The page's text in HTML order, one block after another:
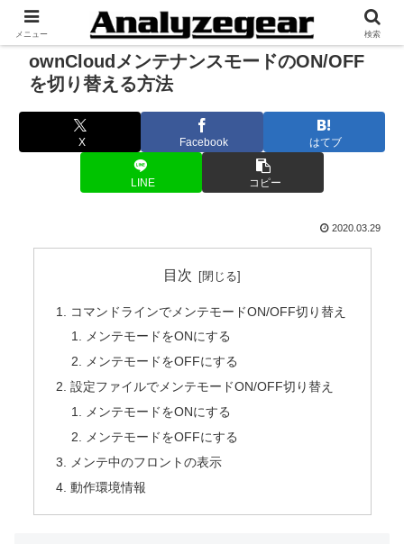
ownCloudメンテナンスモードのON/OFF
を切り替える方法
X Facebook はてブ
LINE コピー
2020.03.29
目次
コマンドラインでメンテモードON/OFF切り替え
メンテモードをONにする
メンテモードをOFFにする
設定ファイルでメンテモードON/OFF切り替え
メンテモードをONにする
メンテモードをOFFにする
メンテ中のフロントの表示
動作環境情報
メニュー 検索